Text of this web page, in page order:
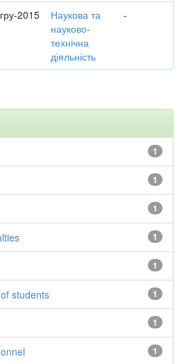
2015
Наукова та
науково-
технічна
діяльність
-
1
1
1
1
1
1
students
1
1